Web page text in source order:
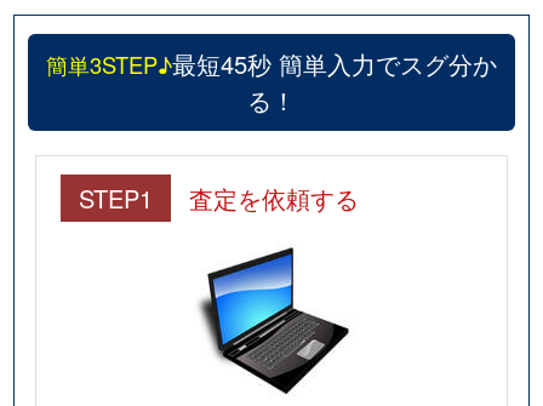
簡単3STEP♪最短45秒 簡単入力でスグ分か
る！
STEP1 査定を依頼する